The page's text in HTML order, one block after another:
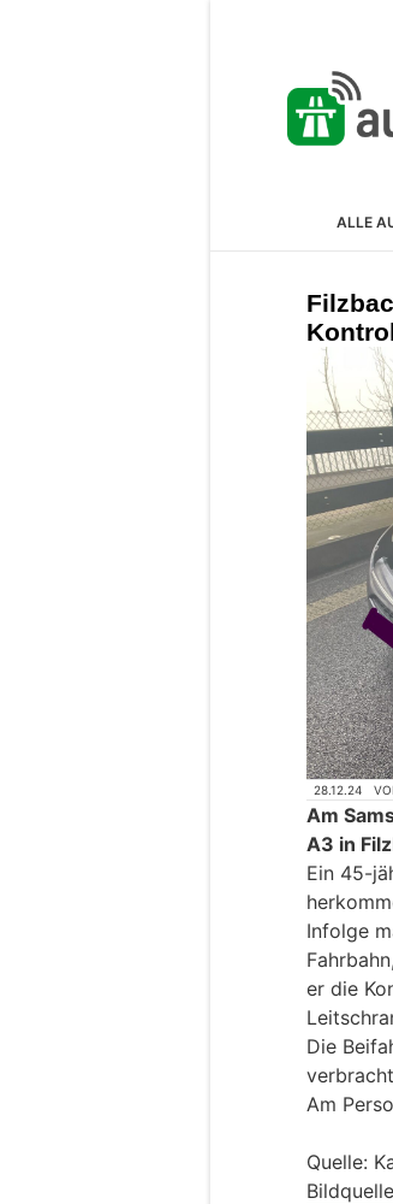
ALLE
28.12.24
Am
A3 in
Ein 45-
Infolge
er die
Die
Am
Quelle: